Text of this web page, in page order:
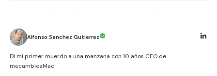
Alfonso Sanchez Gutierrez
Dí mi primer muerdo a una manzana con 10 años CEO de
mecambioaMac